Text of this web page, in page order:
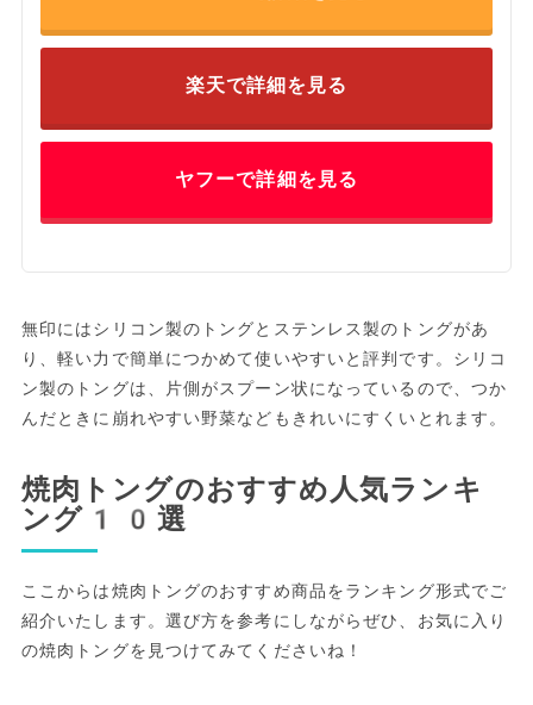
楽天で詳細を見る
ヤフーで詳細を見る
無印にはシリコン製のトングとステンレス製のトングがあ
り、軽い力で簡単につかめて使いやすいと評判です。シリコ
ン製のトングは、片側がスプーン状になっているので、つか
んだときに崩れやすい野菜などもきれいにすくいとれます。
焼肉トングのおすすめ人気ランキ
ング10選
ここからは焼肉トングのおすすめ商品をランキング形式でご
紹介いたします。選び方を参考にしながらぜひ、お気に入り
の焼肉トングを見つけてみてくださいね！